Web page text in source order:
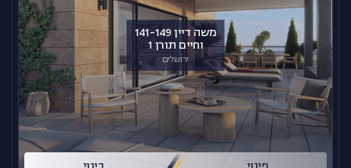
משה דיין 141-149
וחיים תורן 1
ירושלים